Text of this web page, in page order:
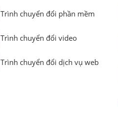
Trình chuyển đổi phần mềm
Trình chuyển đổi video
Trình chuyển đổi dịch vụ web